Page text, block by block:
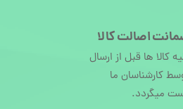
اصالت کالا
کالا ها قبل از ارسال
کارشناسان ما
میگردد.